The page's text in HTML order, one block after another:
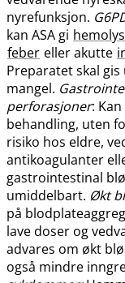
nyrefunksjon.
kan ASA gi
feber eller akutte
Preparatet skal
mangel.
perforasjoner:
behandling, uten
risiko hos eldre,
antikoagulanter
gastrointestinal
umiddelbart. Økt
på
lave doser og
advares om økt
også mindre